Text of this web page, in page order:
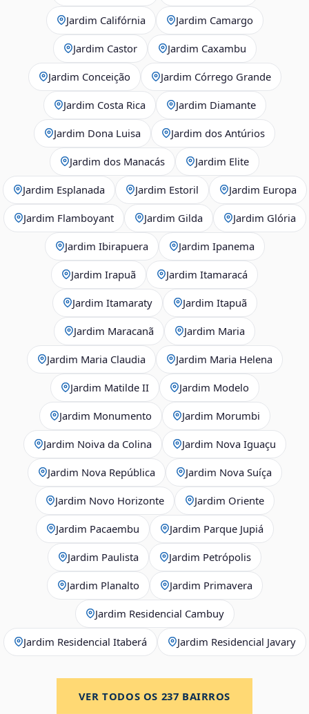
Jardim Califórnia Jardim Camargo
Jardim Castor Jardim Caxambu
Jardim Conceição Jardim Córrego Grande
Jardim Costa Rica Jardim Diamante
Jardim Dona Luisa Jardim dos Antúrios
Jardim dos Manacás Jardim Elite
Jardim Esplanada Jardim Estoril Jardim Europa
Jardim Flamboyant Jardim Gilda Jardim Glória
Jardim Ibirapuera Jardim Ipanema
Jardim Irapuã Jardim Itamaracá
Jardim Itamaraty Jardim Itapuã
Jardim Maracanã Jardim Maria
Jardim Maria Claudia Jardim Maria Helena
Jardim Matilde II Jardim Modelo
Jardim Monumento Jardim Morumbi
Jardim Noiva da Colina Jardim Nova Iguaçu
Jardim Nova República Jardim Nova Suíça
Jardim Novo Horizonte Jardim Oriente
Jardim Pacaembu Jardim Parque Jupiá
Jardim Paulista Jardim Petrópolis
Jardim Planalto Jardim Primavera
Jardim Residencial Cambuy
Jardim Residencial Itaberá Jardim Residencial Javary
VER TODOS OS 237 BAIRROS